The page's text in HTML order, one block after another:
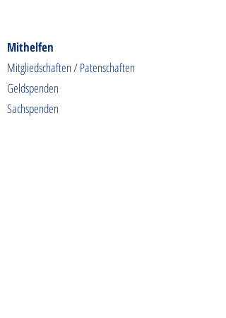
Mithelfen
Mitgliedschaften / Patenschaften
Geldspenden
Sachspenden